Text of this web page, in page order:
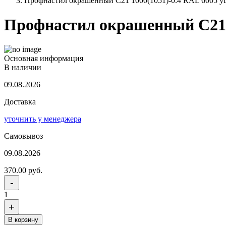
Профнастил окрашенный С21
Основная информация
В наличии
09.08.2026
Доставка
уточнить у менеджера
Самовывоз
09.08.2026
370.00 руб.
-
1
+
В корзину